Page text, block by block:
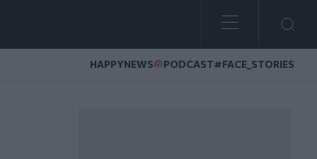
HAPPYNEWS PODCAST#FACE_STORIES